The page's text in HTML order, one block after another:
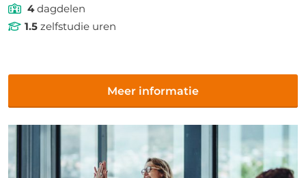
4dagdelen
1.5 zelfstudie uren
Meer informatie